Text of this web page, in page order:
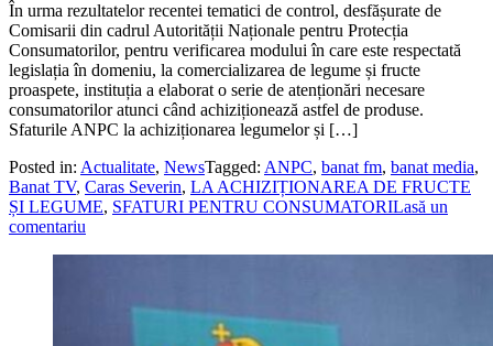
În urma rezultatelor recentei tematici de control, desfășurate de
Comisarii din cadrul Autorității Naționale pentru Protecția
Consumatorilor, pentru verificarea modului în care este respectată
legislația în domeniu, la comercializarea de legume și fructe
proaspete, instituția a elaborat o serie de atenționări necesare
consumatorilor atunci când achiziționează astfel de produse.
Sfaturile ANPC la achiziționarea legumelor și […]
Posted in: Actualitate, NewsTagged: ANPC, banat fm, banat media,
Banat TV, Caras Severin, LA ACHIZIȚIONAREA DE FRUCTE
ȘI LEGUME, SFATURI PENTRU CONSUMATORILasă un
comentariu